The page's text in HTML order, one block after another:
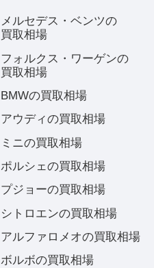
メルセデス・ベンツの
買取相場
フォルクス・ワーゲンの
買取相場
BMWの買取相場
アウディの買取相場
ミニの買取相場
ポルシェの買取相場
プジョーの買取相場
シトロエンの買取相場
アルファロメオの買取相場
ボルボの買取相場